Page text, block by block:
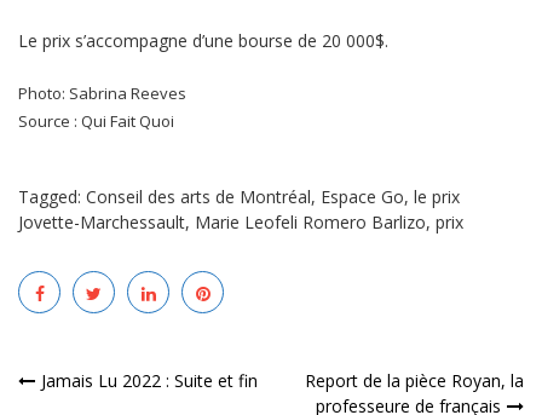
Le prix s’accompagne d’une bourse de 20 000$.
Photo: Sabrina Reeves
Source : Qui Fait Quoi
Tagged: Conseil des arts de Montréal, Espace Go, le prix
Jovette-Marchessault, Marie Leofeli Romero Barlizo, prix
Navigation
Jamais Lu 2022 : Suite et fin
Report de la pièce Royan, la
professeure de français